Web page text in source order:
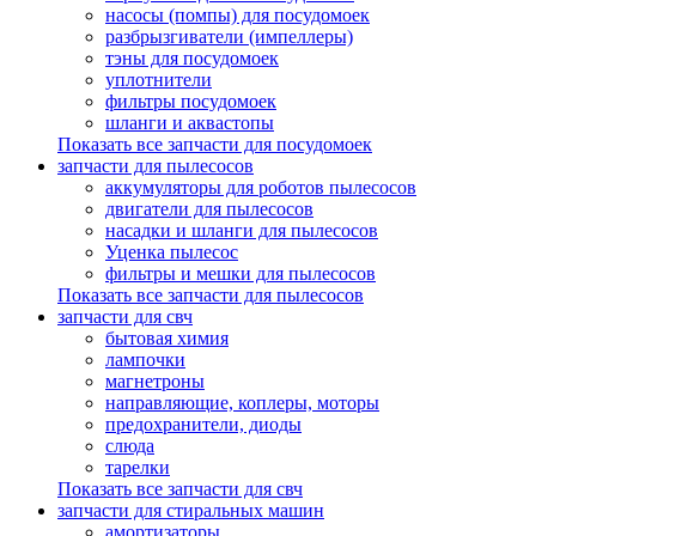
насосы (помпы) для посудомоек
разбрызгиватели (импеллеры)
тэны для посудомоек
уплотнители
фильтры посудомоек
шланги и аквастопы
Показать все запчасти для посудомоек
запчасти для пылесосов
аккумуляторы для роботов пылесосов
двигатели для пылесосов
насадки и шланги для пылесосов
Уценка пылесос
фильтры и мешки для пылесосов
Показать все запчасти для пылесосов
запчасти для свч
бытовая химия
лампочки
магнетроны
направляющие, коплеры, моторы
предохранители, диоды
слюда
тарелки
Показать все запчасти для свч
запчасти для стиральных машин
амортизаторы